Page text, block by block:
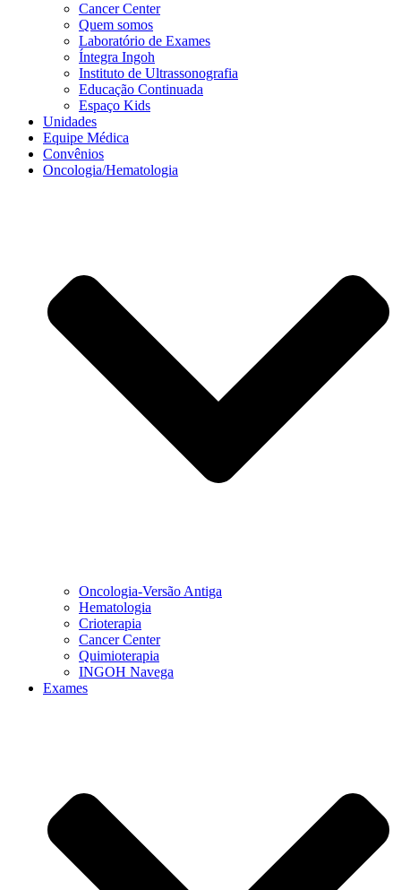
Cancer Center
Quem somos
Laboratório de Exames
Íntegra Ingoh
Instituto de Ultrassonografia
Educação Continuada
Espaço Kids
Unidades
Equipe Médica
Convênios
Oncologia/Hematologia
Oncologia-Versão Antiga
Hematologia
Crioterapia
Cancer Center
Quimioterapia
INGOH Navega
Exames